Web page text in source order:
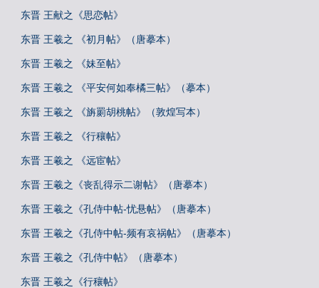
东晋 王献之《思恋帖》
东晋 王羲之 《初月帖》（唐摹本）
东晋 王羲之 《妹至帖》
东晋 王羲之 《平安何如奉橘三帖》（摹本）
东晋 王羲之 《旃罽胡桃帖》（敦煌写本）
东晋 王羲之 《行穰帖》
东晋 王羲之 《远宦帖》
东晋 王羲之《丧乱得示二谢帖》（唐摹本）
东晋 王羲之《孔侍中帖-忧悬帖》（唐摹本）
东晋 王羲之《孔侍中帖-频有哀祸帖》（唐摹本）
东晋 王羲之《孔侍中帖》（唐摹本）
东晋 王羲之《行穰帖》